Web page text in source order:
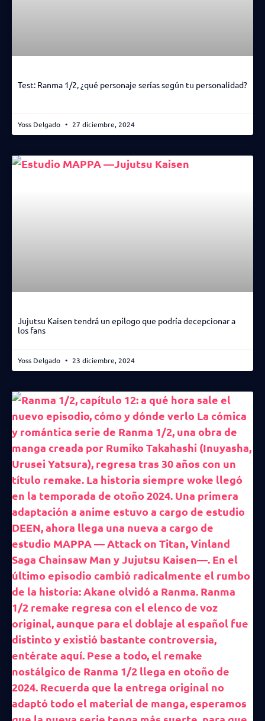
Test: Ranma 1/2, ¿qué personaje serías según tu personalidad?
Yoss Delgado 27 diciembre, 2024
Jujutsu Kaisen tendrá un epílogo que podría decepcionar a
los fans
Yoss Delgado 23 diciembre, 2024